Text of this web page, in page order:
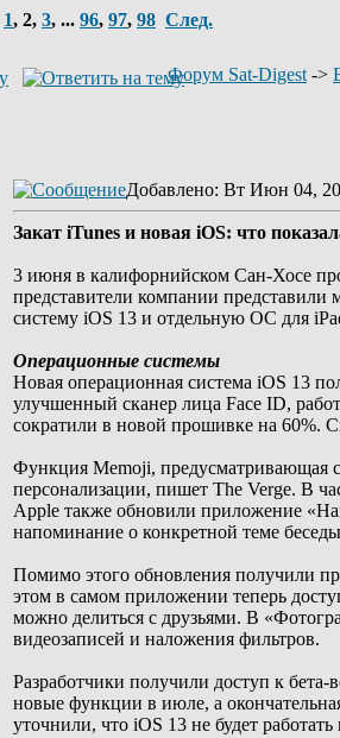
1, 2, 3, ... 96, 97, 98 След.
Форум Sat-Digest ->
Добавлено: Вт Июн 04,
Закат iTunes и новая iOS: что
3 июня в калифорнийском Сан-Хосе
представители компании
систему iOS 13 и отдельную ОС для
Операционные системы
Новая операционная система iOS 13
улучшенный сканер лица Face ID,
сократили в новой прошивке на 60%.
Функция Memoji, предусматривающая
персонализации, пишет The Verge. В
Apple также обновили приложение
напоминание о конкретной теме
Помимо этого обновления получили
этом в самом приложении теперь
можно делиться с друзьями. В
видеозаписей и наложения фильтров.
Разработчики получили доступ к
новые функции в июле, а
уточнили, что iOS 13 не будет